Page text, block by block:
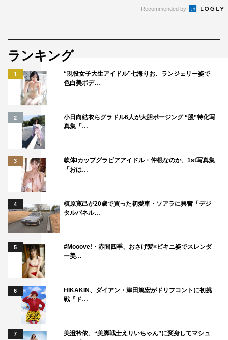
Recommended by
ランキング
1
“現役女子大生アイドル”七海りお、ランジェリー姿で
色白美ボデ…
2
小日向結衣らグラドル6人が大胆ポージング “股”特化写
真集「…
3
軟体Iカップグラビアアイドル・仲根なのか、1st写真集
「おは…
4
槙原寛己が20歳で買った初愛車・ソアラに興奮「デジ
タルパネル…
5
#Mooove!・赤間四季、おさげ髪×ビキニ姿でスレンダ
ー美…
6
HIKAKIN、ダイアン・津田篤宏がドリフコントに初挑
戦『ド…
7
美澄衿依、“美脚戦士えりいちゃん”に変身してマシュ